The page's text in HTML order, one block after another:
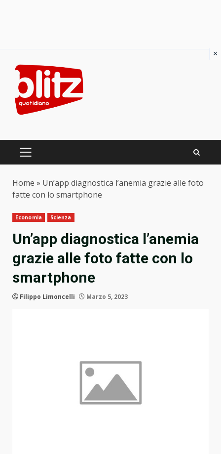
content
PRIMARY
Home » Un’app diagnostica l’anemia grazie alle foto
fatte con lo smartphone
Economia Scienza
Un’app diagnostica l’anemia
grazie alle foto fatte con lo
smartphone
Filippo Limoncelli Marzo 5, 2023
×